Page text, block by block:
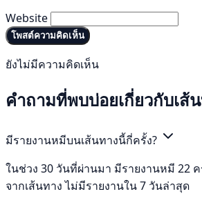
Website
โพสต์ความคิดเห็น
ยังไม่มีความคิดเห็น
คำถามที่พบบ่อยเกี่ยวกับเส้
มีรายงานหมีบนเส้นทางนี้กี่ครั้ง?
ในช่วง 30 วันที่ผ่านมา มีรายงานหมี 22
จากเส้นทาง ไม่มีรายงานใน 7 วันล่าสุด